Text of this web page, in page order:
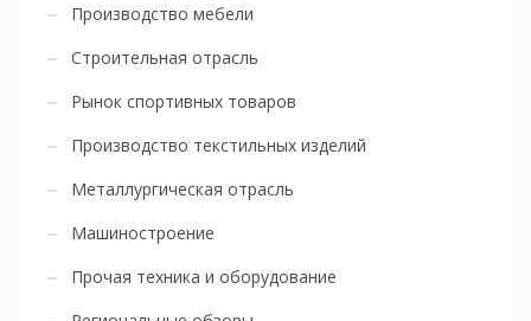
Производство мебели
Строительная отрасль
Рынок спортивных товаров
Производство текстильных изделий
Металлургическая отрасль
Машиностроение
Прочая техника и оборудование